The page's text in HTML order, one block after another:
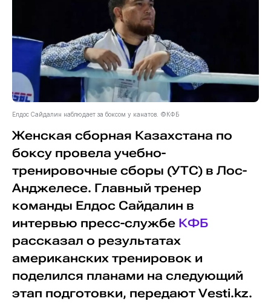
Елдос Сайдалин наблюдает за боксом у канатов. ©КФБ
Женская сборная Казахстана по
боксу провела учебно-
тренировочные сборы (УТС) в Лос-
Анджелесе. Главный тренер
команды Елдос Сайдалин в
интервью пресс-службе КФБ
рассказал о результатах
американских тренировок и
поделился планами на следующий
этап подготовки, передают Vesti.kz.